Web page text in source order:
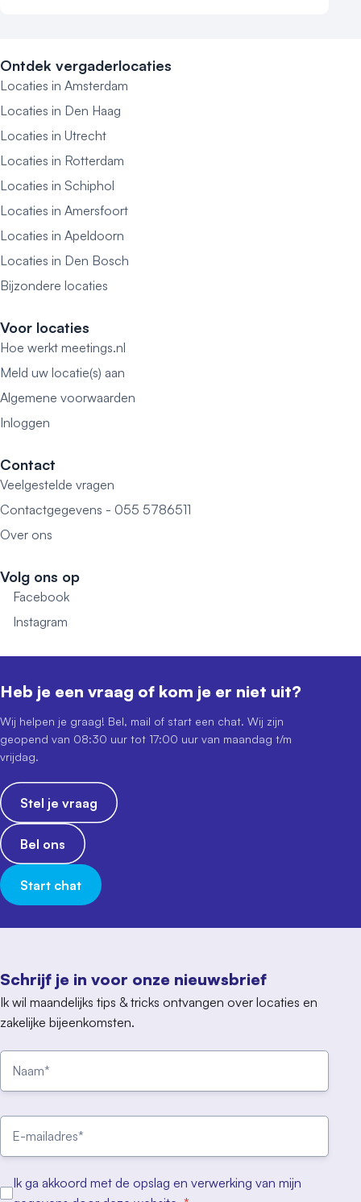
Ontdek vergaderlocaties
Locaties in Amsterdam
Locaties in Den Haag
Locaties in Utrecht
Locaties in Rotterdam
Locaties in Schiphol
Locaties in Amersfoort
Locaties in Apeldoorn
Locaties in Den Bosch
Bijzondere locaties
Voor locaties
Hoe werkt meetings.nl
Meld uw locatie(s) aan
Algemene voorwaarden
Inloggen
Contact
Veelgestelde vragen
Contactgegevens - 055 5786511
Over ons
Volg ons op
Facebook
Instagram
Schrijf je in voor onze nieuwsbrief
Ik wil maandelijks tips & tricks ontvangen over locaties en
zakelijke bijeenkomsten.
Ik ga akkoord met de opslag en verwerking van mijn
Heb je een vraag of kom je er niet uit?
Wij helpen je graag! Bel, mail of start een chat. Wij zijn
geopend van 08:30 uur tot 17:00 uur van maandag t/m
vrijdag.
Stel je vraag
Bel ons
Start chat